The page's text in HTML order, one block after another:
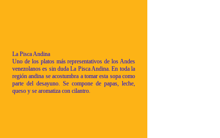
La Pisca Andina
Uno de los platos más representativos de los Andes
venezolanos es sin duda La Pisca Andina. En toda la
región andina se acostumbra a tomar esta sopa como
parte del desayuno. Se compone de papas, leche,
queso y se aromatiza con cilantro.